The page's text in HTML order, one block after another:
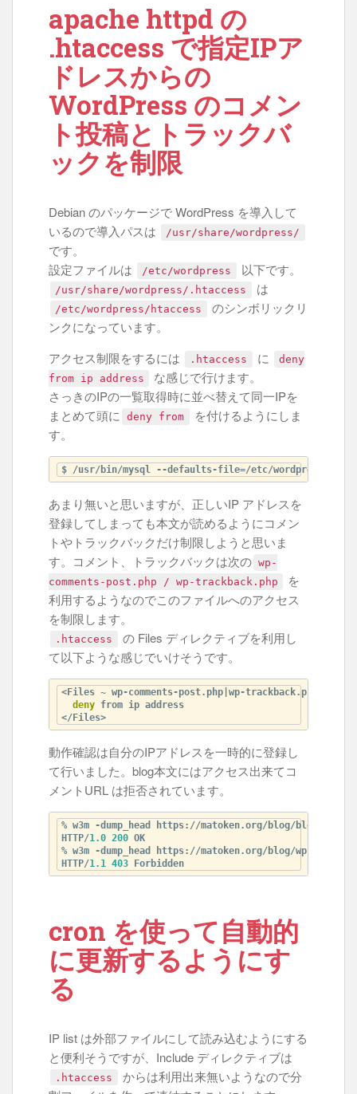
apache httpd の
.htaccess で指定IPア
ドレスからの
WordPress のコメン
ト投稿とトラックバ
ックを制限
Debian のパッケージで WordPress を導入して
いるので導入パスは
/usr/share/wordpress/
です。
設定ファイルは
/etc/wordpress 以下です。
/usr/share/wordpress/.htaccess は
/etc/wordpress/htaccess
のシンボリックリ
ンクになっています。
アクセス制限をするには
.htaccess に
deny
from ip address
な感じで行けます。
さっきのIPの一覧取得時に並べ替えて同一IPを
まとめて頭に
deny from
を付けるようにしま
す。
$ /usr/bin/mysql --defaults-file=/etc/wordpress/
あまり無いと思いますが、正しいIP アドレスを
登録してしまっても本文が読めるようにコメン
トやトラックバックだけ制限しようと思いま
す。コメント、トラックバックは次の wp-
comments-post.php / wp-trackback.php
を
利用するようなのでこのファイルへのアクセス
を制限します。
.htaccess
の Files ディレクティブを利用し
て以下ような感じでいけそうです。
<Files ~ wp-comments-post.php|wp-trackback.php>
deny
from ip address
</Files>
動作確認は自分のIPアドレスを一時的に登録し
て行いました。blog本文にはアクセス出来てコ
メントURL は拒否されています。
% w3m -dump_head https://matoken.org/blog/blog/
HTTP/1.0 200 OK
% w3m -dump_head https://matoken.org/blog/wp-
HTTP/1.1 403 Forbidden
cron を使って自動的
に更新するようにす
る
IP list は外部ファイルにして読み込むようにする
と便利そうですが、Include ディレクティブは
.htaccess
からは利用出来無いようなので分